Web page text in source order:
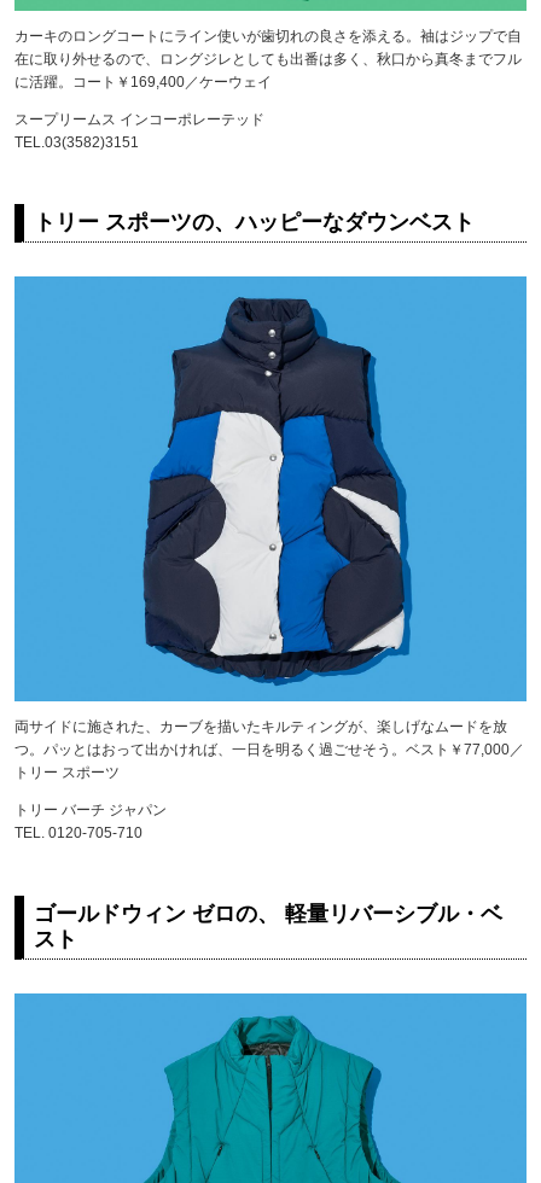
カーキのロングコートにライン使いが歯切れの良さを添える。袖はジップで自
在に取り外せるので、ロングジレとしても出番は多く、秋口から真冬までフル
に活躍。コート￥169,400／ケーウェイ
スープリームス インコーポレーテッド
TEL.03(3582)3151
トリー スポーツの、ハッピーなダウンベスト
両サイドに施された、カーブを描いたキルティングが、楽しげなムードを放
つ。パッとはおって出かければ、一日を明るく過ごせそう。ベスト￥77,000／
トリー スポーツ
トリー バーチ ジャパン
TEL. 0120-705-710
ゴールドウィン ゼロの、 軽量リバーシブル・ベ
スト